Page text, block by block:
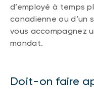
d’employé à temps
canadienne ou d’un
vous accompagnez
mandat.
Doit-on faire